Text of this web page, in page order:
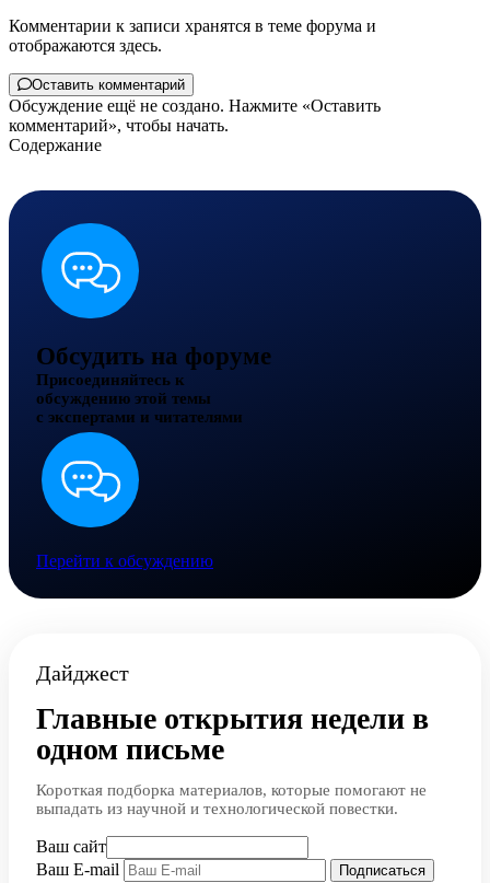
Комментарии к записи хранятся в теме форума и
отображаются здесь.
Оставить комментарий
Обсуждение ещё не создано. Нажмите «Оставить
комментарий», чтобы начать.
Содержание
Обсудить на форуме
Присоединяйтесь к
обсуждению этой темы
с экспертами и читателями
Перейти к обсуждению
Дайджест
Главные открытия недели в
одном письме
Короткая подборка материалов, которые помогают не
выпадать из научной и технологической повестки.
Ваш сайт
Ваш E-mail
Подписаться